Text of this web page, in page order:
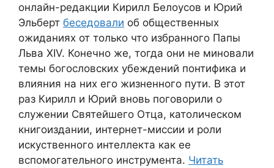
онлайн-редакции Кирилл Белоусов и Юрий
Эльберт беседовали об общественных
ожиданиях от только что избранного Папы
Льва XIV. Конечно же, тогда они не миновали
темы богословских убеждений понтифика и
влияния на них его жизненного пути. В этот
раз Кирилл и Юрий вновь поговорили о
служении Святейшего Отца, католическом
книгоиздании, интернет-миссии и роли
искуственного интеллекта как ее
вспомогательного инструмента. Читать